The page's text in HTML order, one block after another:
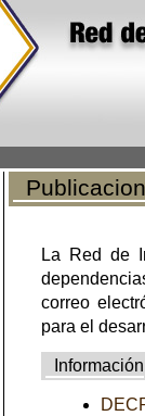
La Red de
correo
para el
Información